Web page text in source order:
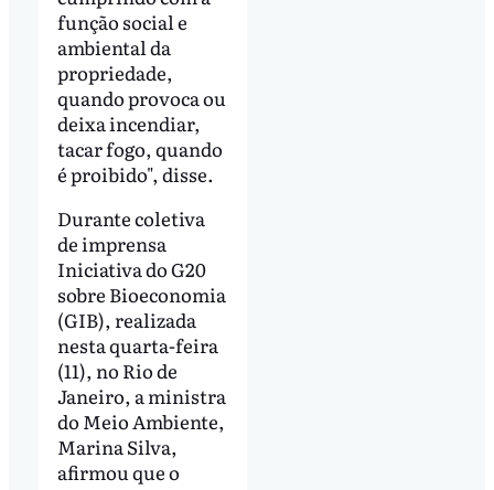
função social e
ambiental da
propriedade,
quando provoca ou
deixa incendiar,
tacar fogo, quando
é proibido", disse.
Durante coletiva
de imprensa
Iniciativa do G20
sobre Bioeconomia
(GIB), realizada
nesta quarta-feira
(11), no Rio de
Janeiro, a ministra
do Meio Ambiente,
Marina Silva,
afirmou que o